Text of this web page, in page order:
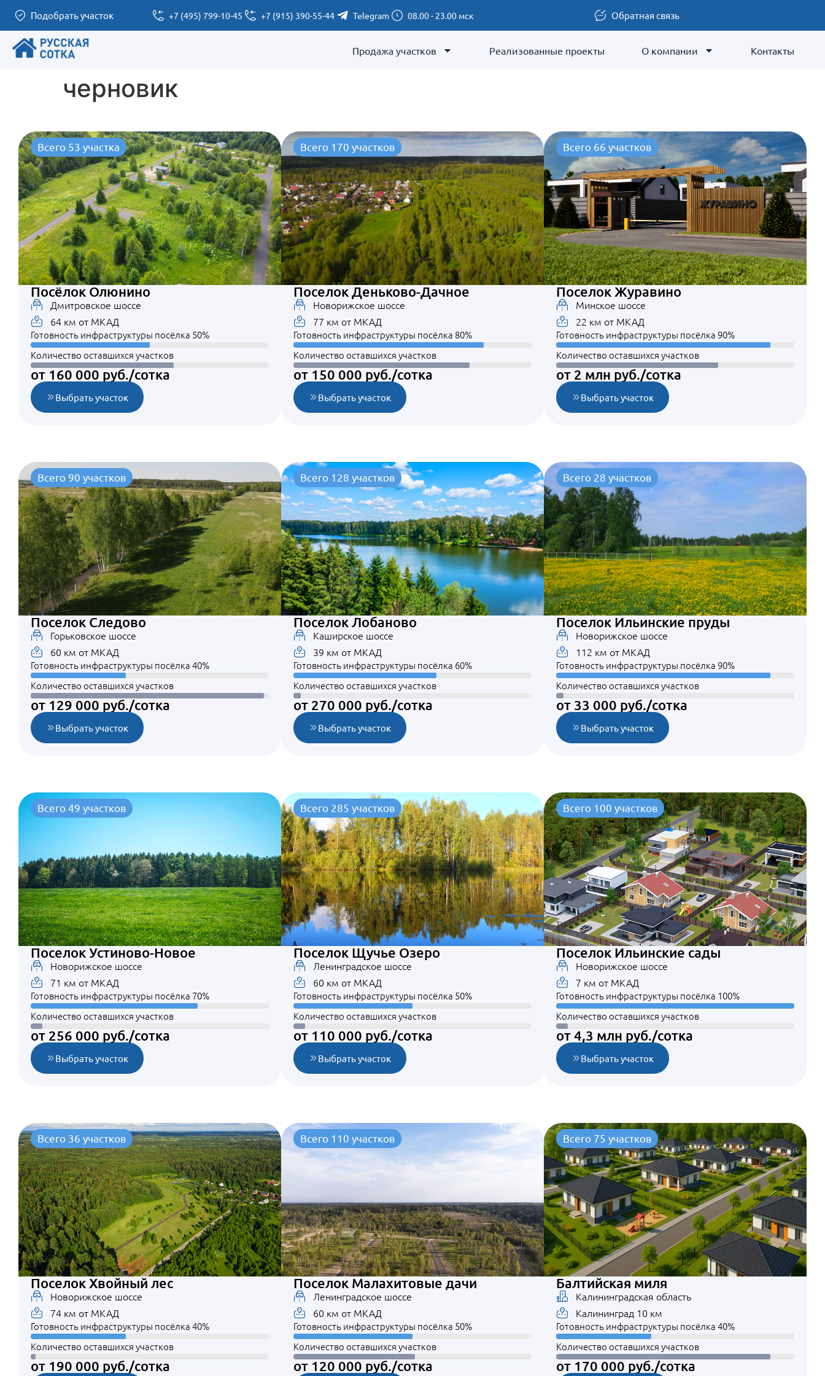
Подобрать участок +7 (495) 799-10-45 +7 (915) 390-55-44 Telegram 08.00 - 23.00 мск Обратная связь
Продажа участков Реализованные проекты О компании Контакты
черновик
Всего 53 участка
Посёлок Олюнино
Дмитровское шоссе
64 км от МКАД
Готовность инфраструктуры посёлка 50%
Количество оставшихся участков
от 160 000 руб./сотка
Выбрать участок
Всего 170 участков
Поселок Деньково-Дачное
Новорижское шоссе
77 км от МКАД
Готовность инфраструктуры посёлка 80%
Количество оставшихся участков
от 150 000 руб./сотка
Выбрать участок
Всего 66 участков
Поселок Журавино
Минское шоссе
22 км от МКАД
Готовность инфраструктуры посёлка 90%
Количество оставшихся участков
от 2 млн руб./сотка
Выбрать участок
Всего 90 участков
Поселок Следово
Горьковское шоссе
60 км от МКАД
Готовность инфраструктуры посёлка 40%
Количество оставшихся участков
от 129 000 руб./сотка
Выбрать участок
Всего 128 участков
Поселок Лобаново
Каширское шоссе
39 км от МКАД
Готовность инфраструктуры посёлка 60%
Количество оставшихся участков
от 270 000 руб./сотка
Выбрать участок
Всего 28 участков
Поселок Ильинские пруды
Новорижское шоссе
112 км от МКАД
Готовность инфраструктуры посёлка 90%
Количество оставшихся участков
от 33 000 руб./сотка
Выбрать участок
Всего 49 участков
Поселок Устиново-Новое
Новорижское шоссе
71 км от МКАД
Готовность инфраструктуры посёлка 70%
Количество оставшихся участков
от 256 000 руб./сотка
Выбрать участок
Всего 285 участков
Поселок Щучье Озеро
Ленинградское шоссе
60 км от МКАД
Готовность инфраструктуры посёлка 50%
Количество оставшихся участков
от 110 000 руб./сотка
Выбрать участок
Всего 100 участков
Поселок Ильинские сады
Новорижское шоссе
7 км от МКАД
Готовность инфраструктуры посёлка 100%
Количество оставшихся участков
от 4,3 млн руб./сотка
Выбрать участок
Всего 36 участков
Поселок Хвойный лес
Новорижское шоссе
74 км от МКАД
Готовность инфраструктуры посёлка 40%
Количество оставшихся участков
от 190 000 руб./сотка
Всего 110 участков
Поселок Малахитовые дачи
Ленинградское шоссе
60 км от МКАД
Готовность инфраструктуры посёлка 50%
Количество оставшихся участков
от 120 000 руб./сотка
Всего 75 участков
Балтийская миля
Калининградская область
Калининград 10 км
Готовность инфраструктуры посёлка 40%
Количество оставшихся участков
от 170 000 руб./сотка